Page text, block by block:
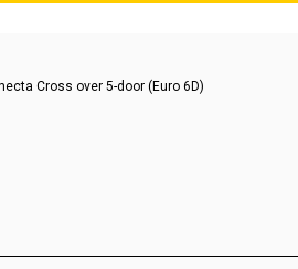
Cross over 5-door (Euro 6D)